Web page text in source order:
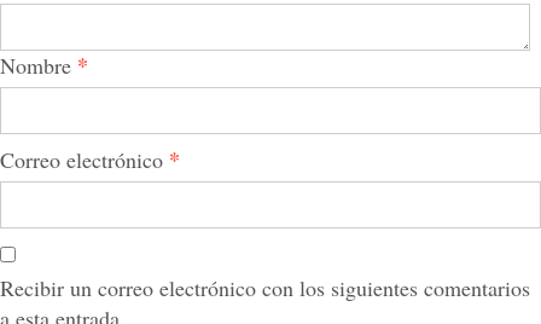
Nombre *
Correo electrónico *
Recibir un correo electrónico con los siguientes comentarios